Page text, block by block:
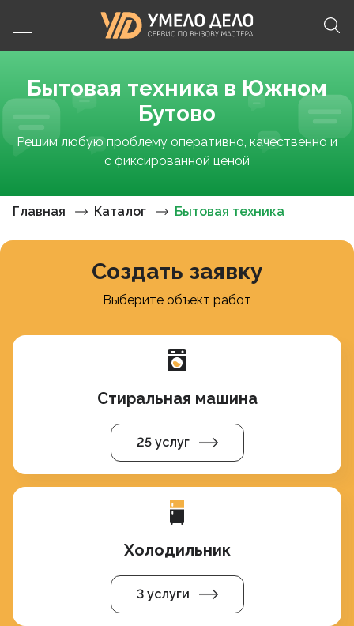
Бытовая техника в Южном
Бутово
Решим любую проблему оперативно, качественно и
с фиксированной ценой
Главная Каталог Бытовая техника
Создать заявку
Выберите объект работ
Стиральная машина
25 услуг
Холодильник
3 услуги